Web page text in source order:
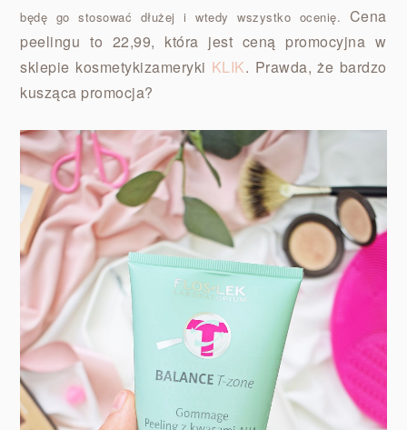
będę go stosować dłużej i wtedy wszystko ocenię. Cena
peelingu to 22,99, która jest ceną promocyjna w
sklepie kosmetykizameryki KLIK. Prawda, że bardzo
kusząca promocja?